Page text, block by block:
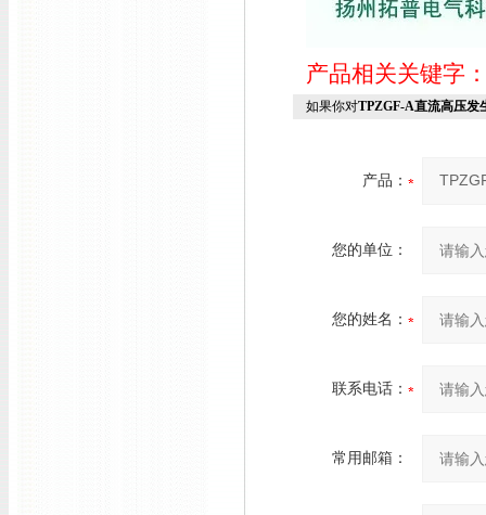
产品相关关键字
如果你对TPZGF-A直流高压发
产品：
您的单位：
您的姓名：
联系电话：
常用邮箱：